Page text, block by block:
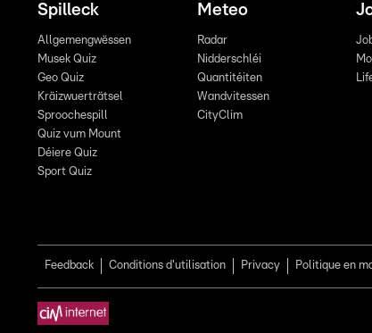
Spilleck
Allgemengwëssen
Musek Quiz
Geo Quiz
Kräizwuerträtsel
Sproochespill
Quiz vum Mount
Déiere Quiz
Sport Quiz
Meteo
Radar
Nidderschléi
Quantitéiten
Wandvitessen
CityClim
Feedback Conditions d'utilisation Privacy Politique en